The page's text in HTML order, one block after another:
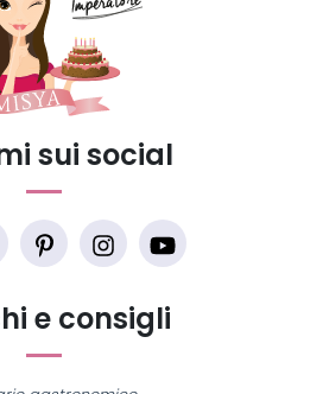
e consigli
sui social